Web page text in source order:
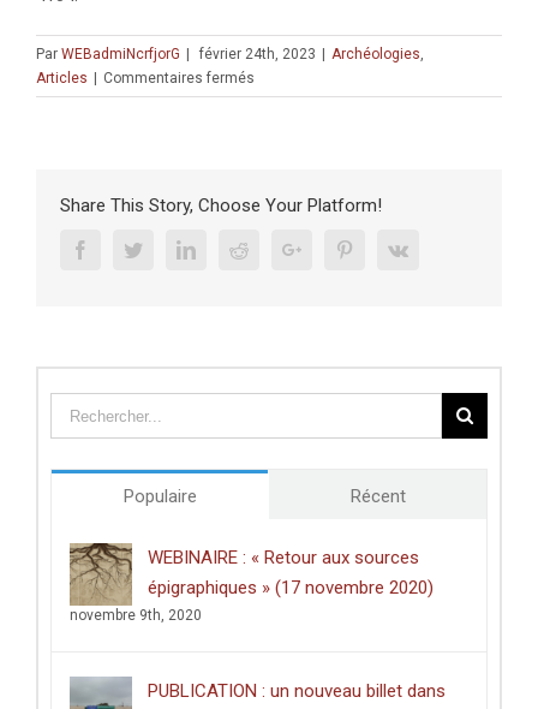
Par WEBadmiNcrfjorG février 24th, 2023 Archéologies,
Articles
Commentaires fermés
Eynan
Share This Story, Choose Your Platform!
FacebookTwitterLinkedinRedditGoogle+ PinterestVk
Populaire Récent
WEBINAIRE : « Retour aux sources
épigraphiques » (17 novembre 2020)
novembre 9th, 2020
PUBLICATION : un nouveau billet dans